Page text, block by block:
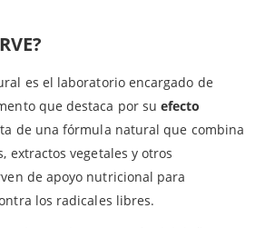
es el laboratorio encargado de
que destaca por suefecto
de una fórmula natural que combina
extractos vegetales y otros
de apoyo nutricional para
los radicales libres.